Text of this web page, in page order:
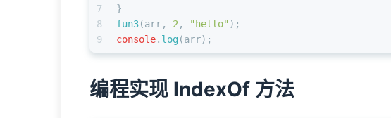
7
8
9
}
fun3(arr, 2, "hello" );
console. log(arr);
编程实现 IndexOf 方法